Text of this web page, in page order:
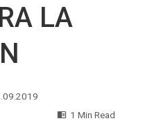
LA
1 Min Read